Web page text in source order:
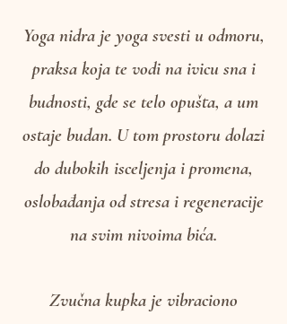
Yoga nidra je yoga svesti u odmoru,
praksa koja te vodi na ivicu sna i
budnosti, gde se telo opušta, a um
ostaje budan. U tom prostoru dolazi
do dubokih isceljenja i promena,
oslobađanja od stresa i regeneracije